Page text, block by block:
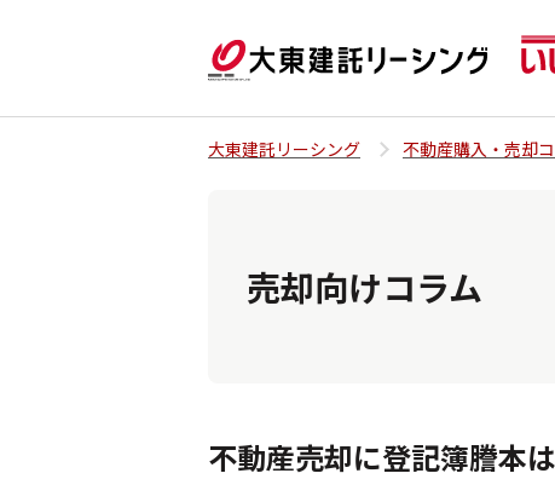
大東建託リーシング 不動産購入・売却
売却向けコラム
不動産売却に登記簿謄本